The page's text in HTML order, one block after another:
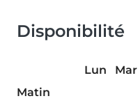
Disponibilité
Lun Mar
Matin